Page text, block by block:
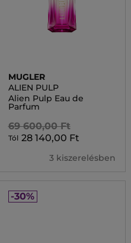
MUGLER
ALIEN PULP
Alien Pulp Eau de
Parfum
69 600,00 Ft
Tól 28 140,00 Ft
3 kiszerelésben
-30%